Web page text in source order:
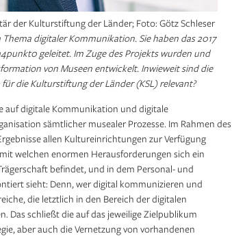
der Kulturstiftung der Länder; Foto: Götz Schleser
digitaler Kommunikation. Sie haben das 2017
geleitet. Im Zuge des Projekts wurden und
von Museen entwickelt. Inwieweit sind die
die Kulturstiftung der Länder (KSL) relevant?
auf digitale Kommunikation und digitale
sämtlicher musealer Prozesse. Im Rahmen des
allen Kultureinrichtungen zur Verfügung
welchen enormen Herausforderungen sich ein
befindet, und in dem Personal- und
sieht: Denn, wer digital kommunizieren und
die letztlich in den Bereich der digitalen
Das schließt die auf das jeweilige Zielpublikum
aber auch die Vernetzung von vorhandenen